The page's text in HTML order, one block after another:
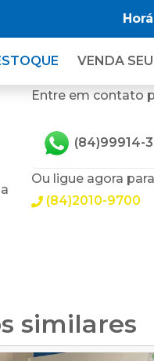
VENDA
Entre em contato
(84)99914-
Ou ligue agora
(84)2010-9700
similares